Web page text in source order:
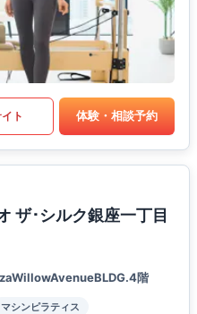
ト 体験・相談予約
ザ･シルク銀座一丁目
階
マシンピラティス